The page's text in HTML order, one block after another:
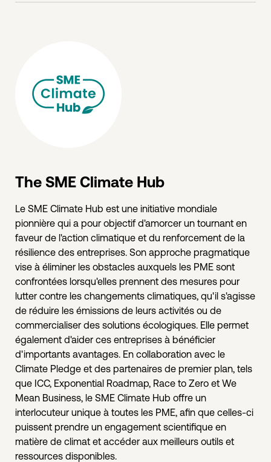
The SME Climate Hub
Le SME Climate Hub est une initiative mondiale
pionnière qui a pour objectif d'amorcer un tournant en
faveur de l'action climatique et du renforcement de la
résilience des entreprises. Son approche pragmatique
vise à éliminer les obstacles auxquels les PME sont
confrontées lorsqu'elles prennent des mesures pour
lutter contre les changements climatiques, qu'il s'agisse
de réduire les émissions de leurs activités ou de
commercialiser des solutions écologiques. Elle permet
également d'aider ces entreprises à bénéficier
d'importants avantages. En collaboration avec le
Climate Pledge et des partenaires de premier plan, tels
que ICC, Exponential Roadmap, Race to Zero et We
Mean Business, le SME Climate Hub offre un
interlocuteur unique à toutes les PME, afin que celles-ci
puissent prendre un engagement scientifique en
matière de climat et accéder aux meilleurs outils et
ressources disponibles.